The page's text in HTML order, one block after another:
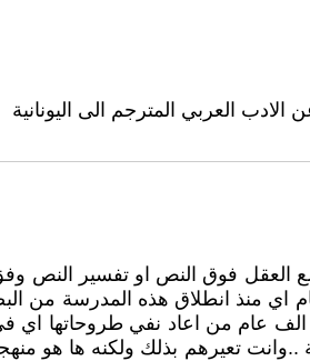
العربي المترجم الى اليونانية
العقل فوق النص او تفسير النص
وهذا اكبر تحدي للسلفية وللقران نفسه لايجرؤ الاقدام على طرحه حتى
الف عام من اعاد نفي طروحاتها
..وانت تعيرهم بذلك ولكنه ها هو